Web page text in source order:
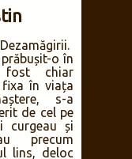
o în
chiar
în viața
s-a
de cel pe
curgeau și
precum
lins, deloc